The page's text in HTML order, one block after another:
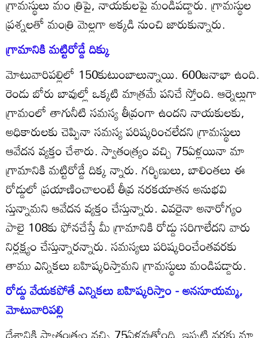
ప్రశ్నలతో మంత్రి మెల్లగా అక్కడి నుంచి జారుకున్నారు.
గ్రామానికి మట్టిరోడ్డే దిక్కు
మోటువారిపల్లిలో 150కుటుంబాలున్నాయి. 600జనాభా ఉంది.
రెండు బోరు బావుల్లో ఒక్కటి మాత్రమే పనిచే స్తోంది. ఆర్నెల్లుగా
గ్రామంలో తాగునీటి సమస్య తీవ్రంగా ఉందని నాయకులకు,
అధికారులకు చెప్పినా సమస్య పరిష్కరించలేదని గ్రామస్థులు
ఆవేదన వ్యక్తం చేశారు. స్వాతంత్య్రం వచ్చి 75ఏళ్లయినా మా
గ్రామానికి మట్టిరోడ్డే దిక్క న్నారు. గర్భిణులు, బాలింతలు ఈ
రోడ్డులో ప్రయాణించాలంటే తీవ్ర నరకయాతన అనుభవి
స్తున్నామని ఆవేదన వ్యక్తం చేస్తున్నారు. ఎవరైనా అనారోగ్యం
పాలై 108కు ఫోనచేస్తే మీ గ్రామానికి రోడ్డు సరిగాలేదని వారు
నిర్లక్ష్యం చేస్తున్నారన్నారు. సమస్యలు పరిష్కరించేంతవరకు
తాము ఎన్నికలు బహిష్కరిస్తామని గ్రామస్థులు మండిపడ్డారు.
రోడ్డు వేయకపోతే ఎన్నికలు బహిష్కరిస్తాం - అనసూయమ్మ,
మోటువారిపల్లి